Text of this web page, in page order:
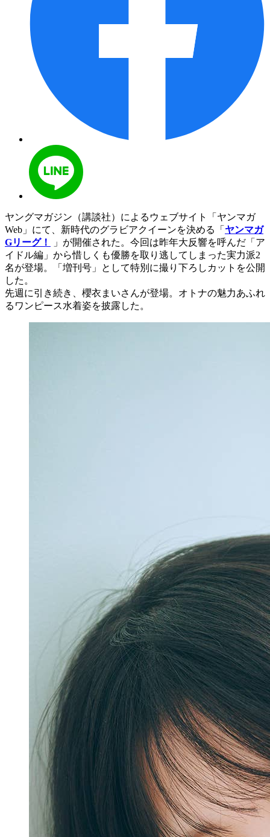
ヤングマガジン（講談社）によるウェブサイト「ヤンマガ
Web」にて、新時代のグラビアクイーンを決める「 ヤンマガ
Gリーグ！
」が開催された。今回は昨年大反響を呼んだ「ア
イドル編」から惜しくも優勝を取り逃してしまった実力派2
名が登場。「増刊号」として特別に撮り下ろしカットを公開
した。
先週に引き続き、櫻衣まいさんが登場。オトナの魅力あふれ
るワンピース水着姿を披露した。